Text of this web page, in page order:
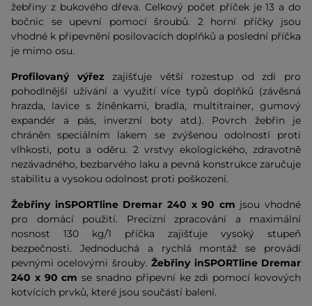
žebřiny z bukového dřeva. Celkový počet příček je 13 a do
bočnic se upevní pomocí šroubů. 2 horní příčky jsou
vhodné k připevnění posilovacích doplňků a poslední příčka
je mimo osu.
Profilovaný výřezzajišťuje větší rozestup od zdi pro
pohodlnější užívání a využití více typů doplňků (závěsná
hrazda, lavice s žíněnkami, bradla, multitrainer, gumový
expandér a pás, inverzní boty atd.). Povrch žebřin je
chráněn speciálním lakem se zvýšenou odolností proti
vlhkosti, potu a oděru. 2 vrstvy ekologického, zdravotně
nezávadného, bezbarvého laku a pevná konstrukce zaručuje
stabilitu a vysokou odolnost proti poškození.
Žebřiny inSPORTline Dremar 240 x 90 cm jsou vhodné
pro domácí použití. Precizní zpracování a maximální
nosnost 130 kg/1 příčka zajišťuje vysoký stupeň
bezpečnosti. Jednoduchá a rychlá montáž se provádí
pevnými ocelovými šrouby.Žebřiny inSPORTline Dremar
240 x 90 cm se snadno připevní ke zdi pomocí kovových
kotvících prvků, které jsou součástí balení.